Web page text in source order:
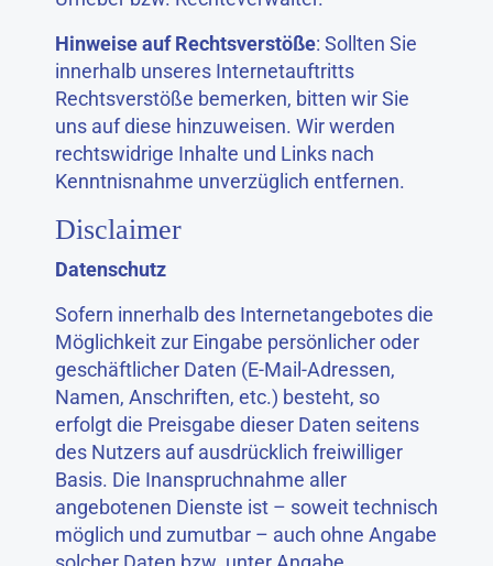
Hinweise auf Rechtsverstöße: Sollten Sie
innerhalb unseres Internetauftritts
Rechtsverstöße bemerken, bitten wir Sie
uns auf diese hinzuweisen. Wir werden
rechtswidrige Inhalte und Links nach
Kenntnisnahme unverzüglich entfernen.
Disclaimer
Datenschutz
Sofern innerhalb des Internetangebotes die
Möglichkeit zur Eingabe persönlicher oder
geschäftlicher Daten (E-Mail-Adressen,
Namen, Anschriften, etc.) besteht, so
erfolgt die Preisgabe dieser Daten seitens
des Nutzers auf ausdrücklich freiwilliger
Basis. Die Inanspruchnahme aller
angebotenen Dienste ist – soweit technisch
möglich und zumutbar – auch ohne Angabe